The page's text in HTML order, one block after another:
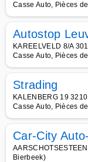
Casse Auto, Pièces
Autostop
KAREELVELD 8/A
Casse Auto, Pièces
Strading
KALENBERG 19
Casse Auto, Pièces
Car-City
Bierbeek)